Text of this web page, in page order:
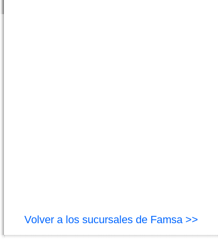
Volver a los sucursales de Famsa >>